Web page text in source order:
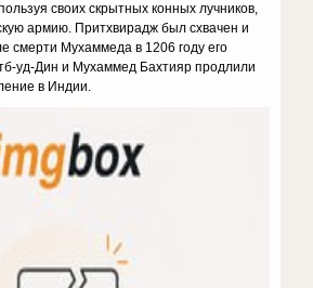
своих скрытных конных лучников,
армию. Притхвирадж был схвачен и
смерти Мухаммеда в 1206 году его
уд-Дин и Мухаммед Бахтияр продлили
в Индии.